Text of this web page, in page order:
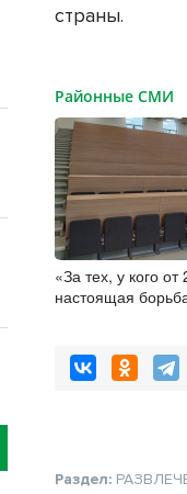
страны.
Районные СМИ
«За тех, у кого
настоящая
зачислением
Раздел: